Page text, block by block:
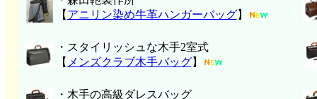
【 アニリン染め牛革ハンガーバッグ】
・スタイリッシュな木手2室式
【 メンズクラブ木手バッグ】
・木手の高級ダレスバッグ